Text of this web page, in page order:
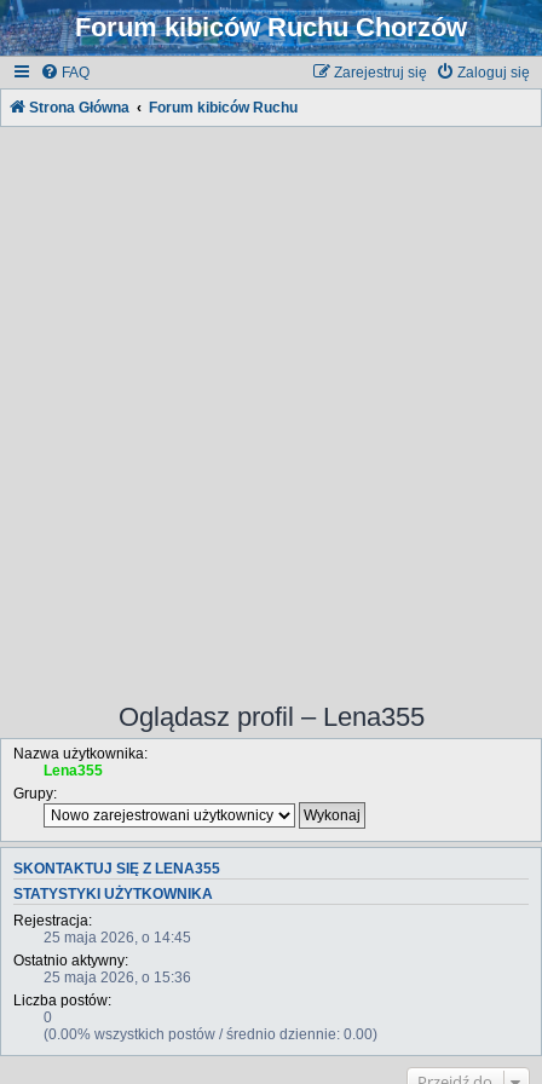
Forum kibiców Ruchu Chorzów
FAQ Zaloguj się
Zarejestruj się
Strona Główna Forum kibiców Ruchu
Oglądasz profil – Lena355
Nazwa użytkownika:
Lena355
Grupy:
SKONTAKTUJ SIĘ Z LENA355
STATYSTYKI UŻYTKOWNIKA
Rejestracja:
25 maja 2026, o 14:45
Ostatnio aktywny:
25 maja 2026, o 15:36
Liczba postów:
0
(0.00% wszystkich postów / średnio dziennie: 0.00)